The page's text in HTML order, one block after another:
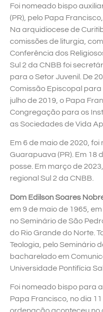
Foi nomeado bispo
(PR), pelo Papa
Na arquidiocese de
comissões de liturgia,
Conferência dos
Sul 2 da CNBB foi
para o Setor Juvenil. De
Comissão Episcopal para
julho de 2019, o Papa
Congregação para os
as Sociedades de Vida
Em 6 de maio de 2020,
Guarapuava (PR). Em 18
posse. Em março de
regional Sul 2 da CNBB.
Dom Edilson Soares
em 9 de maio de 1965,
no Seminário de São
do Rio Grande do Norte.
Teologia, pelo Seminário
bacharelado em
Universidade Pontifícia
Foi nomeado bispo para
Papa Francisco, no dia